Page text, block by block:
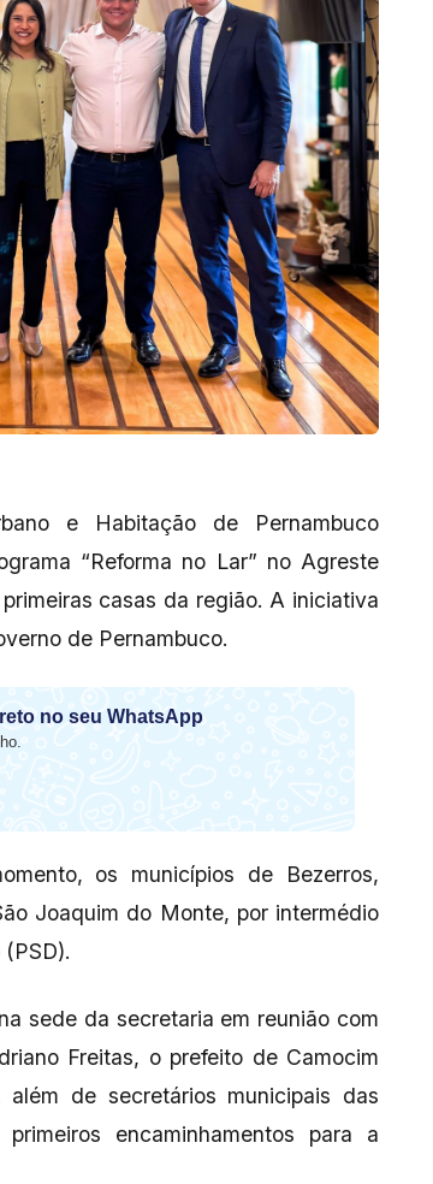
e Habitação de Pernambuco
“Reforma no Lar” no Agreste
casas da região. A iniciativa
de Pernambuco.
no seu WhatsApp
os municípios de Bezerros,
Joaquim do Monte, por intermédio
sede da secretaria em reunião com
Freitas, o prefeito de Camocim
de secretários municipais das
encaminhamentos para a